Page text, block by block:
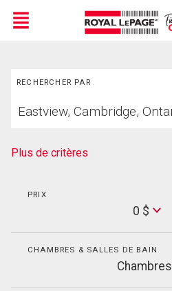
Menu
RECHERCHER PAR
votre
Plus de critères
PRIX
0 $
CHAMBRES & SALLES DE BAIN
Chambres